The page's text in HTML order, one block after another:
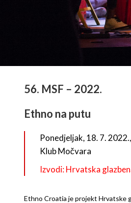
56. MSF – 2022.
Ethno na putu
Ponedjeljak, 18. 7.
Klub Močvara
Izvodi: Hrvatska
Ethno Croatia je projekt Hrvatske